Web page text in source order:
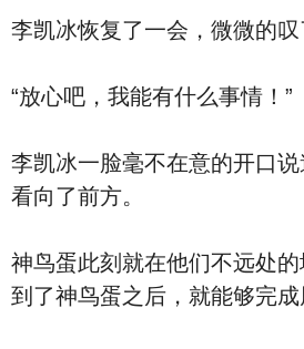
李凯冰恢复了一会，微微的叹
“放心吧，我能有什么事情！”
李凯冰一脸毫不在意的开口
看向了前方。
神鸟蛋此刻就在他们不远处
到了神鸟蛋之后，就能够完成